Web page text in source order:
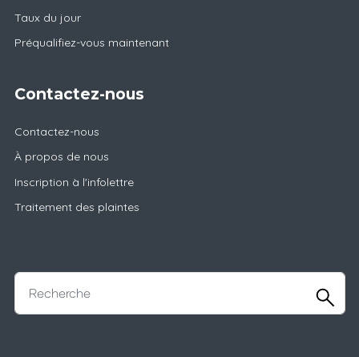
Taux du jour
Préqualifiez-vous maintenant
Contactez-nous
Contactez-nous
À propos de nous
Inscription à l'infolettre
Traitement des plaintes